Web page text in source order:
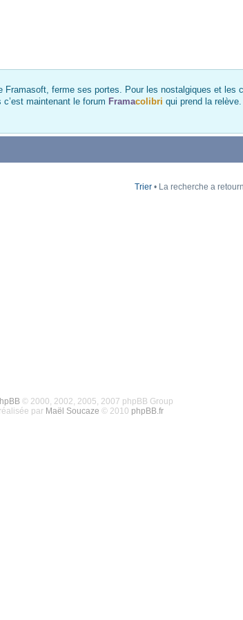
Framasoft, ferme ses portes. Pour les nostalgiques et les
maintenant le forum Framacolibri qui prend la
Trier • La recherche a
© 2000, 2002, 2005, 2007 phpBB Group
par Maël Soucaze © 2010 phpBB.fr